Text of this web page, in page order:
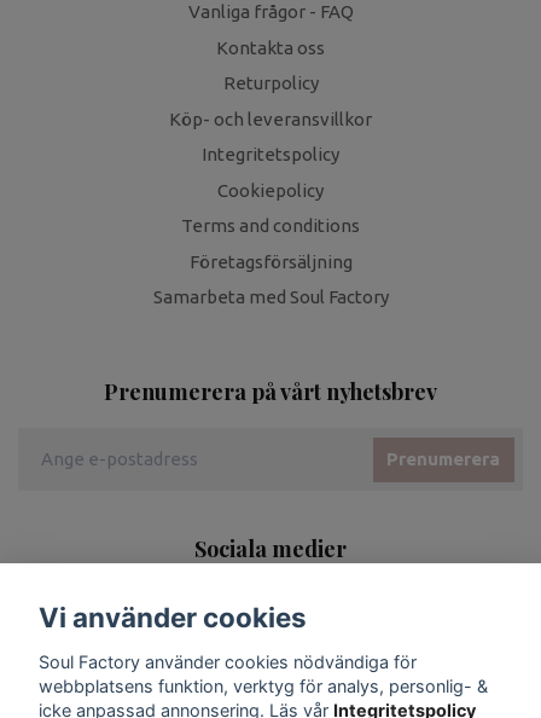
Vanliga frågor - FAQ
Kontakta oss
Returpolicy
Köp- och leveransvillkor
Integritetspolicy
Cookiepolicy
Terms and conditions
Företagsförsäljning
Samarbeta med Soul Factory
Prenumerera på vårt nyhetsbrev
Prenumerera
Sociala medier
Vi använder cookies
Soul Factory använder cookies nödvändiga för
webbplatsens funktion, verktyg för analys, personlig- &
icke anpassad annonsering. Läs vår Integritetspolicy